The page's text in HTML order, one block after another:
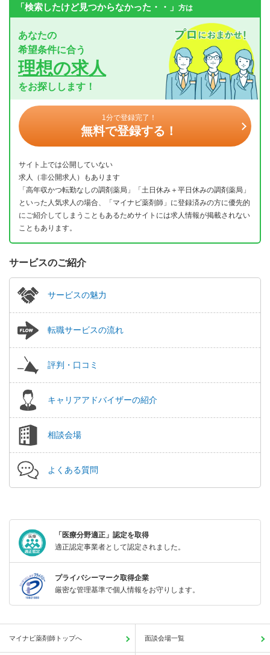
「検索したけど見つからなかった・・」 方は
あなたの
希望条件に合う
理想の求人
をお探しします！
1分で登録完了！
無料で登録する！
サイト上では公開していない
求人（非公開求人）もあります
「高年収かつ転勤なしの調剤薬局」「土日休み＋平日休みの調剤薬局」
といった人気求人の場合、「マイナビ薬剤師」に登録済みの方に優先的
にご紹介してしまうこともあるためサイトには求人情報が掲載されない
こともあります。
サービスのご紹介
サービスの魅力
転職サービスの流れ
評判・口コミ
キャリアアドバイザーの紹介
相談会場
よくある質問
「医療分野適正」認定を取得
適正認定事業者として認定されました。
プライバシーマーク取得企業
厳密な管理基準で個人情報をお守りします。
マイナビ薬剤師トップへ 面談会場一覧